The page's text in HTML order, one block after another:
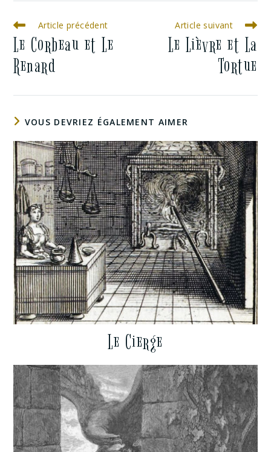
Article précédent
Le Corbeau et Le
Renard
Article suivant
Le Lièvre et La
Tortue
VOUS DEVRIEZ ÉGALEMENT AIMER
Le Cierge